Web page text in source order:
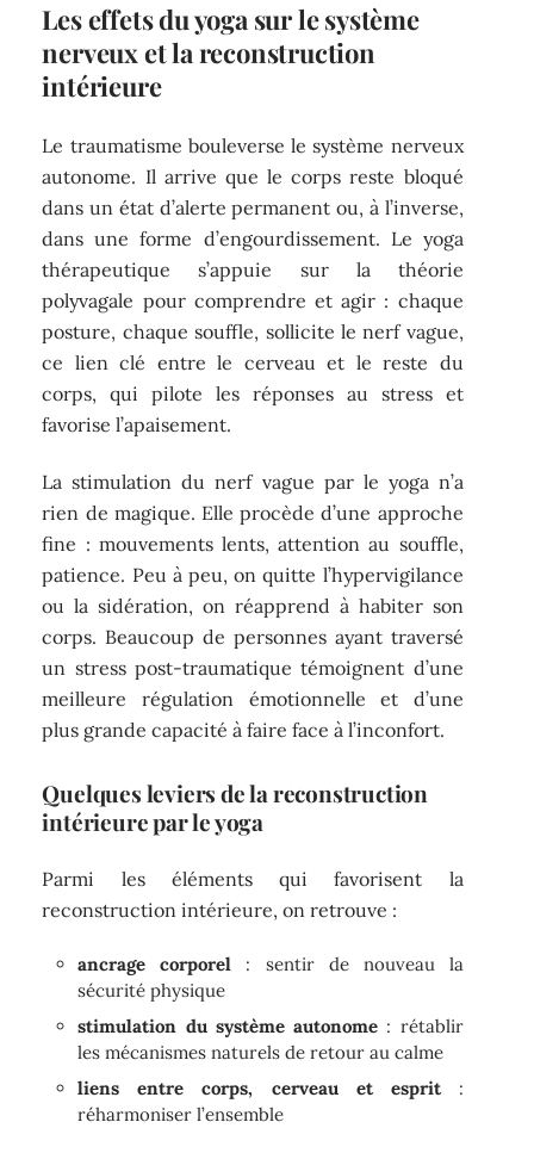
Les effets du yoga sur le système
nerveux et la reconstruction
intérieure
Le traumatisme bouleverse le système nerveux
autonome. Il arrive que le corps reste bloqué
dans un état d’alerte permanent ou, à l’inverse,
dans une forme d’engourdissement. Le yoga
thérapeutique s’appuie sur la théorie
polyvagale pour comprendre et agir : chaque
posture, chaque souffle, sollicite le nerf vague,
ce lien clé entre le cerveau et le reste du
corps, qui pilote les réponses au stress et
favorise l’apaisement.
La stimulation du nerf vague par le yoga n’a
rien de magique. Elle procède d’une approche
fine : mouvements lents, attention au souffle,
patience. Peu à peu, on quitte l’hypervigilance
ou la sidération, on réapprend à habiter son
corps. Beaucoup de personnes ayant traversé
un stress post-traumatique témoignent d’une
meilleure régulation émotionnelle et d’une
plus grande capacité à faire face à l’inconfort.
Quelques leviers de la reconstruction
intérieure par le yoga
Parmi les éléments qui favorisent la
reconstruction intérieure, on retrouve :
ancrage corporel : sentir de nouveau la
sécurité physique
stimulation du système autonome : rétablir
les mécanismes naturels de retour au calme
liens entre corps, cerveau et esprit:
réharmoniser l’ensemble